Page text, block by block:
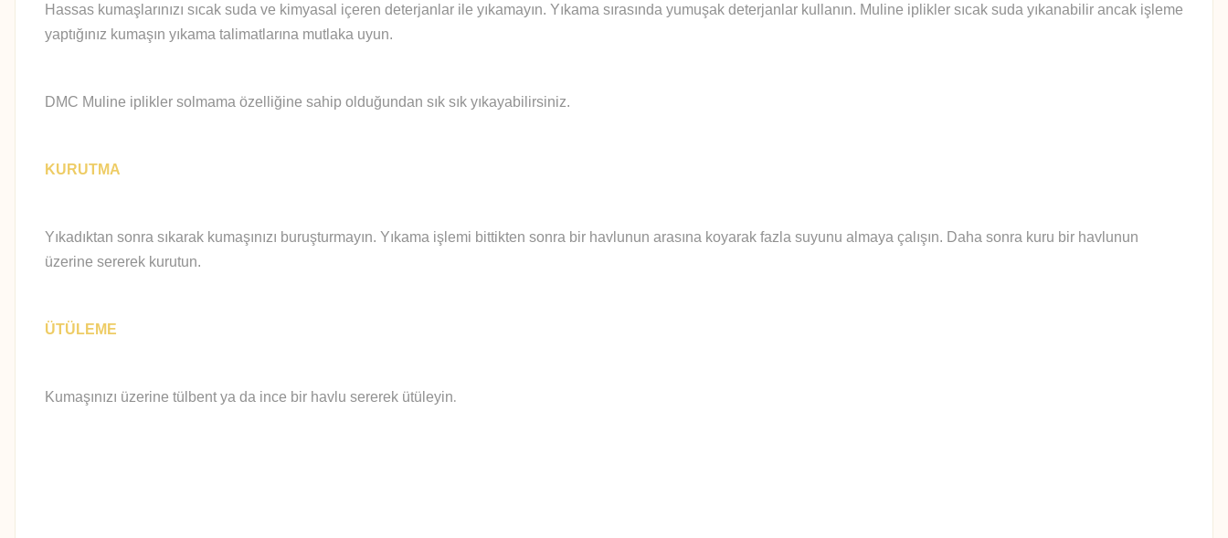
Hassas kumaşlarınızı sıcak suda ve kimyasal içeren deterjanlar ile yıkamayın. Yıkama sırasında yumuşak deterjanlar kullanın. Muline iplikler sıcak suda yıkanabilir ancak işleme
yaptığınız kumaşın yıkama talimatlarına mutlaka uyun.
DMC Muline iplikler solmama özelliğine sahip olduğundan sık sık yıkayabilirsiniz.
KURUTMA
Yıkadıktan sonra sıkarak kumaşınızı buruşturmayın. Yıkama işlemi bittikten sonra bir havlunun arasına koyarak fazla suyunu almaya çalışın. Daha sonra kuru bir havlunun
üzerine sererek kurutun.
ÜTÜLEME
Kumaşınızı üzerine tülbent ya da ince bir havlu sererek ütüleyin.